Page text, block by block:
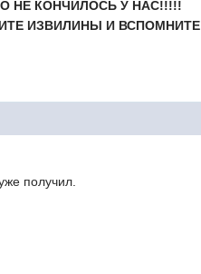
НЕ КОНЧИЛОСЬ У НАС!!!!!
ИЗВИЛИНЫ И ВСПОМНИТЕ
получил.